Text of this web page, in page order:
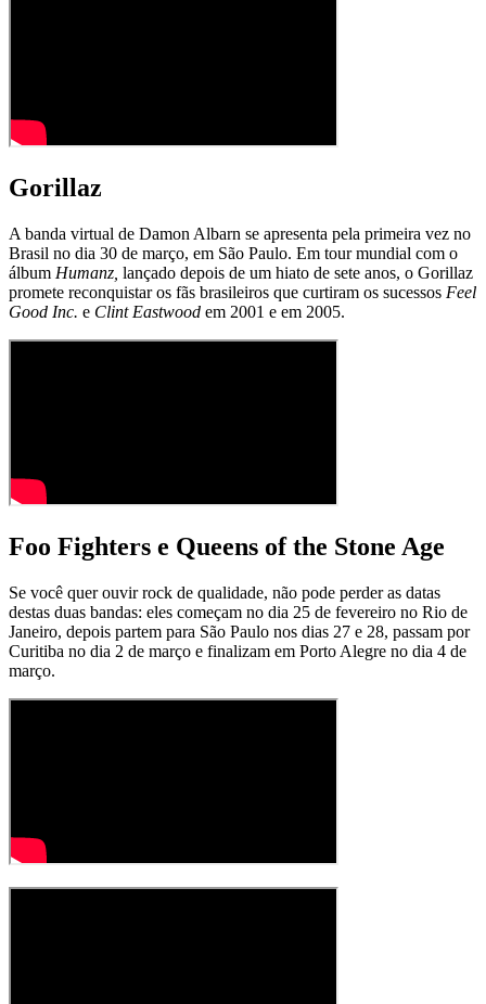
Gorillaz
A banda virtual de Damon Albarn se apresenta pela primeira vez no
Brasil no dia 30 de março, em São Paulo. Em tour mundial com o
álbum Humanz, lançado depois de um hiato de sete anos, o Gorillaz
promete reconquistar os fãs brasileiros que curtiram os sucessos Feel
Good Inc. e Clint Eastwood em 2001 e em 2005.
Foo Fighters e Queens of the Stone Age
Se você quer ouvir rock de qualidade, não pode perder as datas
destas duas bandas: eles começam no dia 25 de fevereiro no Rio de
Janeiro, depois partem para São Paulo nos dias 27 e 28, passam por
Curitiba no dia 2 de março e finalizam em Porto Alegre no dia 4 de
março.